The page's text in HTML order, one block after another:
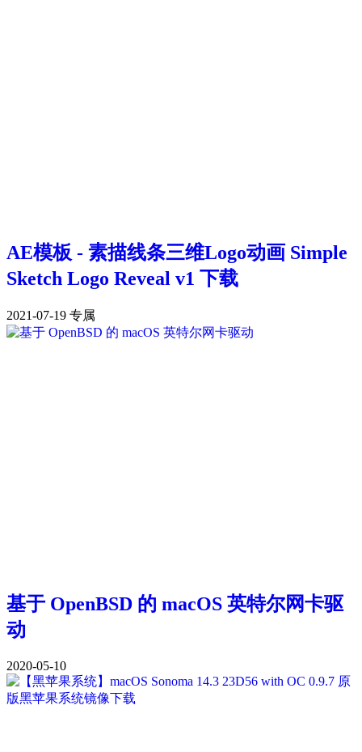
AE模板 - 素描线条三维Logo动画 Simple
Sketch Logo Reveal v1 下载
2021-07-19 专属
基于 OpenBSD 的 macOS 英特尔网卡驱
动
2020-05-10